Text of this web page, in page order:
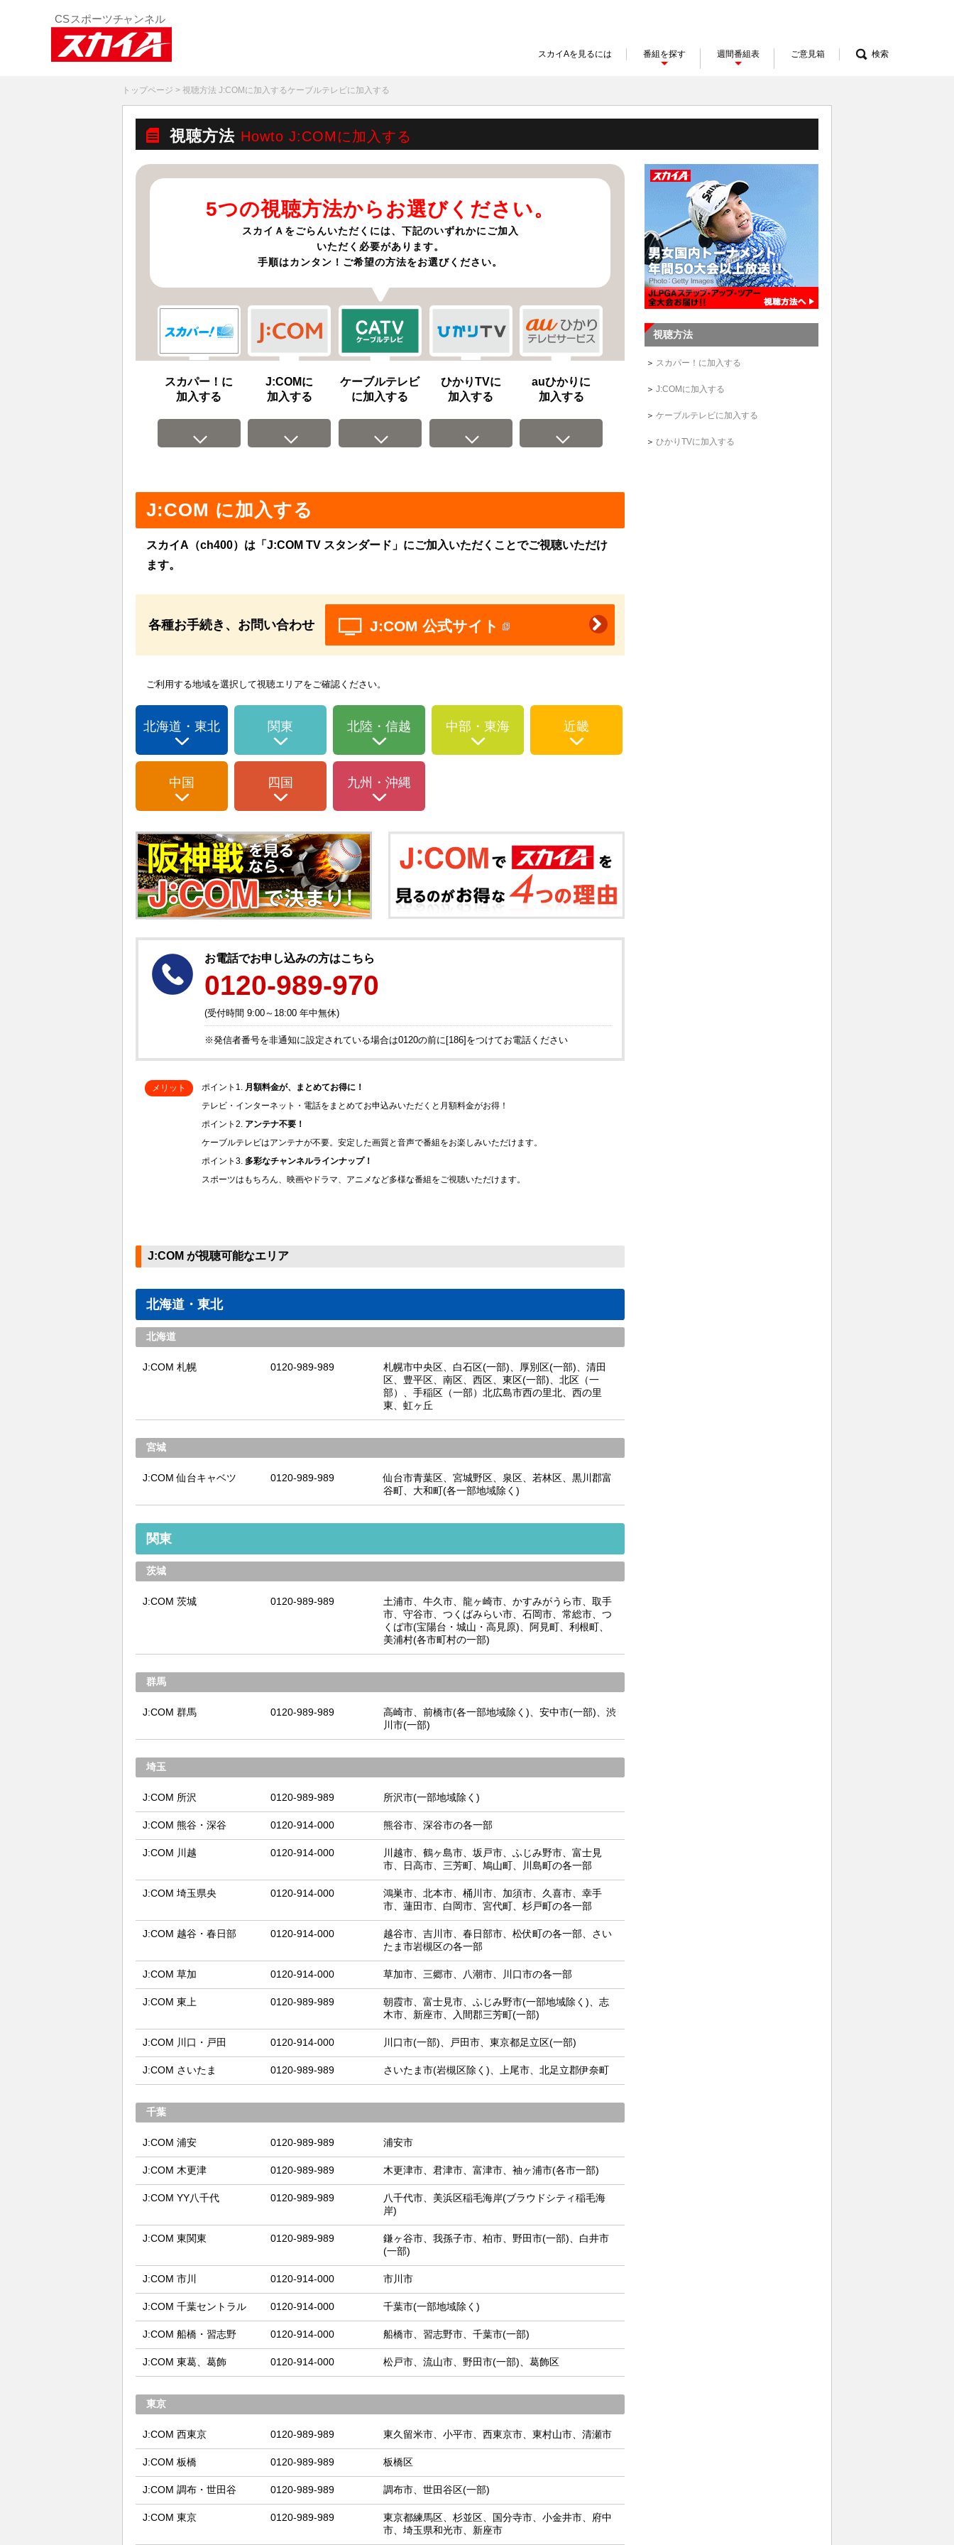
スカイAを見るには 番組を探す 週間番組表 ご意見箱 検索
トップページ > 視聴方法 J:COMに加入するケーブルテレビに加入する
視聴方法 Howto J:COMに加入する
5つの視聴方法からお選びください。
スカイＡをごらんいただくには、下記のいずれかにご加入
いただく必要があります。
手順はカンタン！ご希望の方法をお選びください。
スカパー！に
加入する
J:COMに
加入する
ケーブルテレビ
に加入する
ひかりTVに
加入する
auひかりに
加入する
J:COM に加入する
スカイA（ch400）は「J:COM TV スタンダード」にご加入いただくことでご視聴いただけ
ます。
各種お手続き、お問い合わせ J:COM 公式サイト
ご利用する地域を選択して視聴エリアをご確認ください。
北海道・東北 関東 北陸・信越 中部・東海 近畿
中国 四国 九州・沖縄
お電話でお申し込みの方はこちら
0120-989-970
(受付時間 9:00～18:00 年中無休)
※発信者番号を非通知に設定されている場合は0120の前に[186]をつけてお電話ください
メリット ポイント1.
月額料金が、まとめてお得に！
テレビ・インターネット・電話をまとめてお申込みいただくと月額料金がお得！
ポイント2. アンテナ不要！
ケーブルテレビはアンテナが不要。安定した画質と音声で番組をお楽しみいただけます。
ポイント3. 多彩なチャンネルラインナップ！
スポーツはもちろん、映画やドラマ、アニメなど多様な番組をご視聴いただけます。
J:COM が視聴可能なエリア
北海道・東北
北海道
J:COM 札幌 0120-989-989
札幌市中央区、白石区(一部)、厚別区(一部)、清田
区、豊平区、南区、西区、東区(一部)、北区（一
部）、手稲区（一部）北広島市西の里北、西の里
東、虹ヶ丘
宮城
J:COM 仙台キャベツ 0120-989-989
仙台市青葉区、宮城野区、泉区、若林区、黒川郡富
谷町、大和町(各一部地域除く)
関東
茨城
J:COM 茨城 0120-989-989
土浦市、牛久市、龍ヶ崎市、かすみがうら市、取手
市、守谷市、つくばみらい市、石岡市、常総市、つ
くば市(宝陽台・城山・高見原)、阿見町、利根町、
美浦村(各市町村の一部)
群馬
J:COM 群馬 0120-989-989
高崎市、前橋市(各一部地域除く)、安中市(一部)、渋
川市(一部)
埼玉
J:COM 所沢 0120-989-989 所沢市(一部地域除く)
J:COM 熊谷・深谷 0120-914-000 熊谷市、深谷市の各一部
J:COM 川越 0120-914-000
川越市、鶴ヶ島市、坂戸市、ふじみ野市、富士見
市、日高市、三芳町、鳩山町、川島町の各一部
J:COM 埼玉県央 0120-914-000
鴻巣市、北本市、桶川市、加須市、久喜市、幸手
市、蓮田市、白岡市、宮代町、杉戸町の各一部
J:COM 越谷・春日部 0120-914-000
越谷市、吉川市、春日部市、松伏町の各一部、さい
たま市岩槻区の各一部
J:COM 草加 0120-914-000 草加市、三郷市、八潮市、川口市の各一部
J:COM 東上 0120-989-989
朝霞市、富士見市、ふじみ野市(一部地域除く)、志
木市、新座市、入間郡三芳町(一部)
J:COM 川口・戸田 0120-914-000 川口市(一部)、戸田市、東京都足立区(一部)
J:COM さいたま 0120-989-989 さいたま市(岩槻区除く)、上尾市、北足立郡伊奈町
千葉
J:COM 浦安 0120-989-989 浦安市
J:COM 木更津 0120-989-989 木更津市、君津市、富津市、袖ヶ浦市(各市一部)
J:COM YY八千代 0120-989-989
八千代市、美浜区稲毛海岸(ブラウドシティ稲毛海
岸)
J:COM 東関東 0120-989-989
鎌ヶ谷市、我孫子市、柏市、野田市(一部)、白井市
(一部)
J:COM 市川 0120-914-000 市川市
J:COM 千葉セントラル 0120-914-000 千葉市(一部地域除く)
J:COM 船橋・習志野 0120-914-000 船橋市、習志野市、千葉市(一部)
J:COM 東葛、葛飾 0120-914-000 松戸市、流山市、野田市(一部)、葛飾区
東京
J:COM 西東京 0120-989-989 東久留米市、小平市、西東京市、東村山市、清瀬市
J:COM 板橋 0120-989-989 板橋区
J:COM 調布・世田谷 0120-989-989 調布市、世田谷区(一部)
J:COM 東京 0120-989-989
東京都練馬区、杉並区、国分寺市、小金井市、府中
市、埼玉県和光市、新座市
視聴方法
＞ スカパー！に加入する
＞ J:COMに加入する
＞ ケーブルテレビに加入する
＞ ひかりTVに加入する